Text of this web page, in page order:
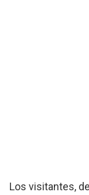
Los visitantes,